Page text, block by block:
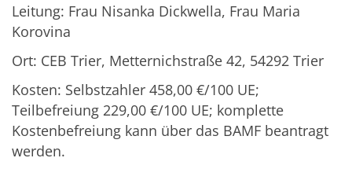
Leitung: Frau Nisanka Dickwella, Frau Maria
Korovina
Ort: CEB Trier, Metternichstraße 42, 54292 Trier
Kosten: Selbstzahler 458,00 €/100 UE;
Teilbefreiung 229,00 €/100 UE; komplette
Kostenbefreiung kann über das BAMF beantragt
werden.